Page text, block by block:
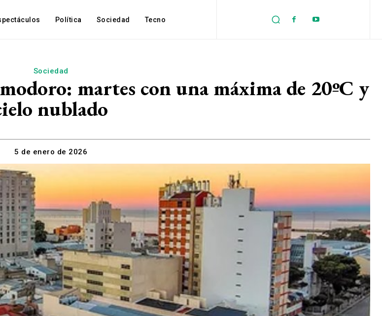
Política Sociedad Tecno
Sociedad
martes con una máxima de 20ºC y
nublado
5 de enero de 2026